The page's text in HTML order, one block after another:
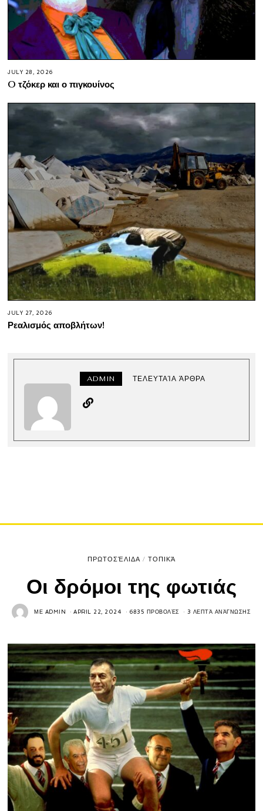
JULY 28, 2026
O τζόκερ και ο πιγκουίνος
JULY 27, 2026
Ρεαλισμός αποβλήτων!
ADMIN ΤΕΛΕΥΤΑΊΑ ΆΡΘΡΑ
ΠΡΩΤΟΣΈΛΙΔΑ / ΤΟΠΙΚΆ
Οι δρόμοι της φωτιάς
ΜΕ ADMIN APRIL 22, 2024 6835 ΠΡΟΒΟΛΈΣ 3 ΛΕΠΤΆ ΑΝΆΓΝΩΣΗΣ